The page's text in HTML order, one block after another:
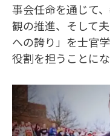
事会任命を通じて
観の推進、そして
への誇り」を士官
役割を担うことにな